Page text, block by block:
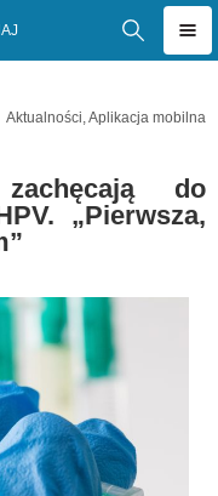
Aktualności,Aplikacja mobilna
do
„Pierwsza,